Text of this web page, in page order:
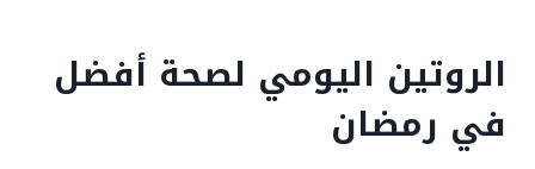
الروتين اليومي لصحة أفضل
في رمضان